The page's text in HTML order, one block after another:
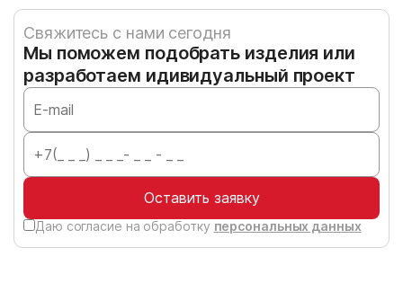
Свяжитесь с нами сегодня
Мы поможем подобрать изделия или
разработаем идивидуальный проект
Оставить заявку
Даю согласие на обработку персональных данных